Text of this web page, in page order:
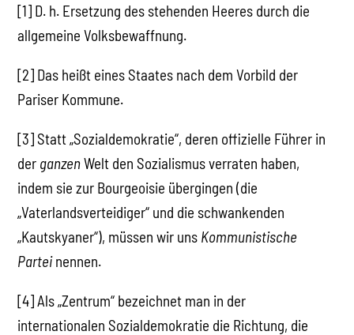
[1] D. h. Ersetzung des stehenden Heeres durch die
allgemeine Volksbewaffnung.
[2] Das heißt eines Staates nach dem Vorbild der
Pariser Kommune.
[3] Statt „Sozialdemokratie“, deren offizielle Führer in
der ganzenWelt den Sozialismus verraten haben,
indem sie zur Bourgeoisie übergingen (die
„Vaterlandsverteidiger“ und die schwankenden
„Kautskyaner“), müssen wir uns Kommunistische
Parteinennen.
[4] Als „Zentrum“ bezeichnet man in der
internationalen Sozialdemokratie die Richtung, die